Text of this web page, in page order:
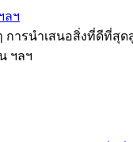
ลฯ
การนำเสนอสิ่งที่ดีที่สุด